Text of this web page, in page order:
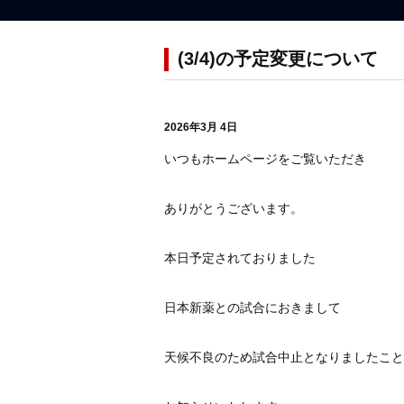
(3/4)の予定変更について
2026年3月 4日
いつもホームページをご覧いただき
ありがとうございます。
本日予定されておりました
日本新薬との試合におきまして
天候不良のため試合中止となりましたこ